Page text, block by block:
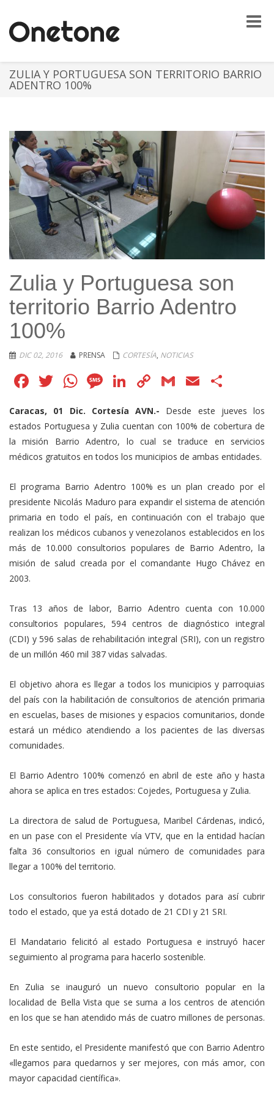
Toggle
ZULIA Y PORTUGUESA SON TERRITORIO BARRIO
ADENTRO 100%
Zulia y Portuguesa son
territorio Barrio Adentro
100%
DIC 02, 2016 PRENSA CORTESÍA, NOTICIAS
Facebook
Twitter
WhatsApp
Message
LinkedIn
Copy
Link
GmailEmail
Caracas, 01 Dic. Cortesía AVN.- Desde este jueves los
estados Portuguesa y Zulia cuentan con 100% de cobertura de
la misión Barrio Adentro, lo cual se traduce en servicios
médicos gratuitos en todos los municipios de ambas entidades.
El programa Barrio Adentro 100% es un plan creado por el
presidente Nicolás Maduro para expandir el sistema de atención
primaria en todo el país, en continuación con el trabajo que
realizan los médicos cubanos y venezolanos establecidos en los
más de 10.000 consultorios populares de Barrio Adentro, la
misión de salud creada por el comandante Hugo Chávez en
2003.
Tras 13 años de labor, Barrio Adentro cuenta con 10.000
consultorios populares, 594 centros de diagnóstico integral
(CDI) y 596 salas de rehabilitación integral (SRI), con un registro
de un millón 460 mil 387 vidas salvadas.
El objetivo ahora es llegar a todos los municipios y parroquias
del país con la habilitación de consultorios de atención primaria
en escuelas, bases de misiones y espacios comunitarios, donde
estará un médico atendiendo a los pacientes de las diversas
comunidades.
El Barrio Adentro 100% comenzó en abril de este año y hasta
ahora se aplica en tres estados: Cojedes, Portuguesa y Zulia.
La directora de salud de Portuguesa, Maribel Cárdenas, indicó,
en un pase con el Presidente vía VTV, que en la entidad hacían
falta 36 consultorios en igual número de comunidades para
llegar a 100% del territorio.
Los consultorios fueron habilitados y dotados para así cubrir
todo el estado, que ya está dotado de 21 CDI y 21 SRI.
El Mandatario felicitó al estado Portuguesa e instruyó hacer
seguimiento al programa para hacerlo sostenible.
En Zulia se inauguró un nuevo consultorio popular en la
localidad de Bella Vista que se suma a los centros de atención
en los que se han atendido más de cuatro millones de personas.
En este sentido, el Presidente manifestó que con Barrio Adentro
«llegamos para quedarnos y ser mejores, con más amor, con
mayor capacidad científica».